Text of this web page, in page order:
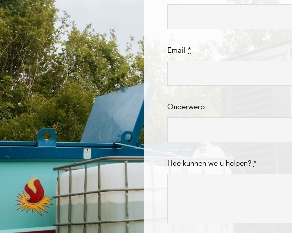
Email*
Onderwerp
Hoe kunnen we u helpen?*